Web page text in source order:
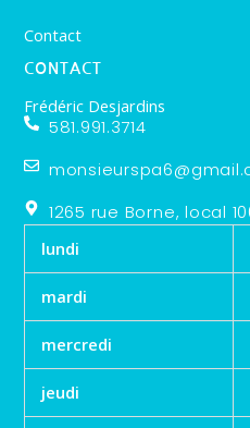
Contact
CONTACT
Frédéric Desjardins
581.991.3714
1265 rue Borne, local
lundi
mardi
mercredi
jeudi